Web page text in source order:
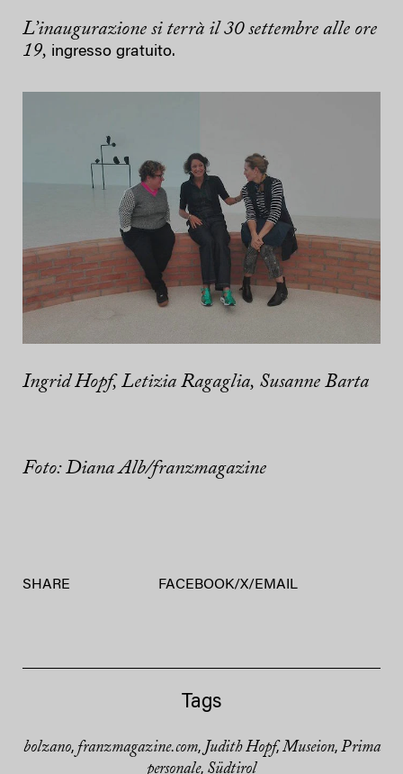
L’inaugurazione si terrà il 30 settembre alle ore
19, ingresso gratuito.
Ingrid Hopf, Letizia Ragaglia, Susanne Barta
Foto: Diana Alb/franzmagazine
SHARE FACEBOOK/X/ EMAIL
Tags
bolzano, franzmagazine.com, Judith Hopf, Museion, Prima
personale, Südtirol